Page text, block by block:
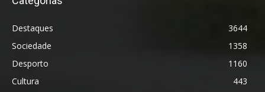
Destaques
3644
Sociedade
1358
Desporto
1160
Cultura
443